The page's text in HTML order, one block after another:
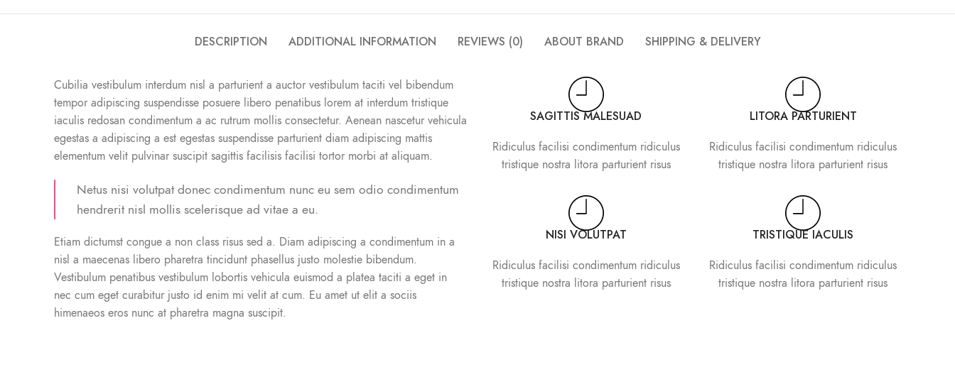
DESCRIPTION ADDITIONAL INFORMATION REVIEWS (0) ABOUT BRAND SHIPPING & DELIVERY
Cubilia vestibulum interdum nisl a parturient a auctor vestibulum taciti vel bibendum
tempor adipiscing suspendisse posuere libero penatibus lorem at interdum tristique
iaculis redosan condimentum a ac rutrum mollis consectetur. Aenean nascetur vehicula
egestas a adipiscing a est egestas suspendisse parturient diam adipiscing mattis
elementum velit pulvinar suscipit sagittis facilisis facilisi tortor morbi at aliquam.
Netus nisi volutpat donec condimentum nunc eu sem odio condimentum
hendrerit nisl mollis scelerisque ad vitae a eu.
Etiam dictumst congue a non class risus sed a. Diam adipiscing a condimentum in a
nisl a maecenas libero pharetra tincidunt phasellus justo molestie bibendum.
Vestibulum penatibus vestibulum lobortis vehicula euismod a platea taciti a eget in
nec cum eget curabitur justo id enim mi velit at cum. Eu amet ut elit a sociis
himenaeos eros nunc at pharetra magna suscipit.
SAGITTIS MALESUAD
Ridiculus facilisi condimentum ridiculus
tristique nostra litora parturient risus
LITORA PARTURIENT
Ridiculus facilisi condimentum ridiculus
tristique nostra litora parturient risus
NISI VOLUTPAT
Ridiculus facilisi condimentum ridiculus
tristique nostra litora parturient risus
TRISTIQUE IACULIS
Ridiculus facilisi condimentum ridiculus
tristique nostra litora parturient risus